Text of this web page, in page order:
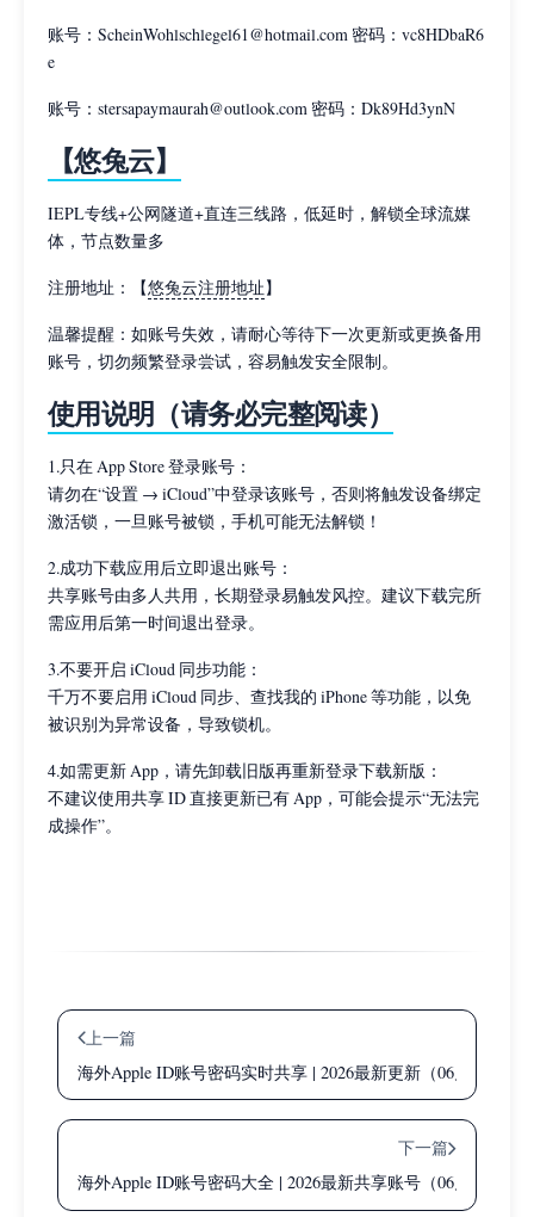
账号：ScheinWohlschlegel61@hotmail.com 密码：vc8HDbaR6
e
账号：stersapaymaurah@outlook.com 密码：Dk89Hd3ynN
【悠兔云】
IEPL专线+公网隧道+直连三线路，低延时，解锁全球流媒
体，节点数量多
注册地址：【悠兔云注册地址】
温馨提醒：如账号失效，请耐心等待下一次更新或更换备用
账号，切勿频繁登录尝试，容易触发安全限制。
使用说明（请务必完整阅读）
1.只在 App Store 登录账号：
请勿在“设置 → iCloud”中登录该账号，否则将触发设备绑定
激活锁，一旦账号被锁，手机可能无法解锁！
2.成功下载应用后立即退出账号：
共享账号由多人共用，长期登录易触发风控。建议下载完所
需应用后第一时间退出登录。
3.不要开启 iCloud 同步功能：
千万不要启用 iCloud 同步、查找我的 iPhone 等功能，以免
被识别为异常设备，导致锁机。
4.如需更新 App，请先卸载旧版再重新登录下载新版：
不建议使用共享 ID 直接更新已有 App，可能会提示“无法完
成操作”。
上一篇
海外Apple ID账号密码实时共享 | 2026最新更新（06月27日）
下一篇
海外Apple ID账号密码大全 | 2026最新共享账号（06月29日更